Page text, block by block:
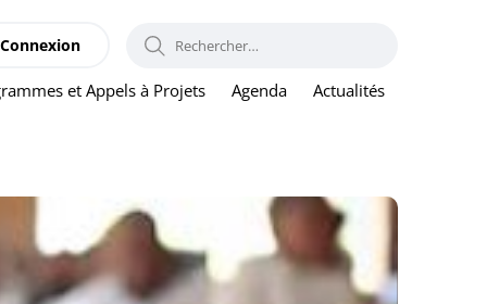
et Appels à Projets Agenda Actualités
Connexion RECHERCHER :